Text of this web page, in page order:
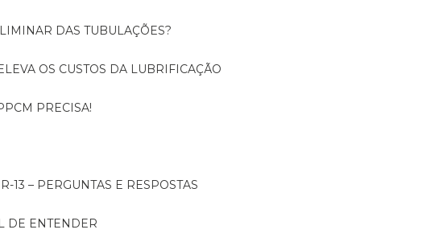
DAS TUBULAÇÕES?
OS CUSTOS DA LUBRIFICAÇÃO
PRECISA!
13 – PERGUNTAS E RESPOSTAS
DE ENTENDER